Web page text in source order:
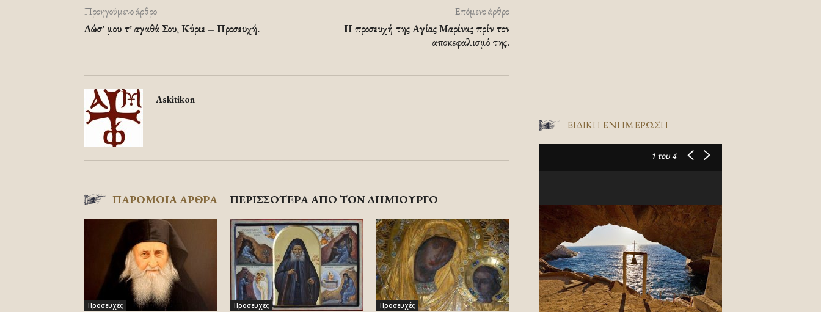
Προηγούμενο άρθρο
Δώσ’ μου τ’ αγαθά Σου, Κύριε – Προσευχή.
Επόμενο άρθρο
Η προσευχή της Αγίας Μαρίνας πρίν τον
αποκεφαλισμό της.
Askitikon
ΠΑΡΟΜΟΙΑ ΑΡΘΡΑ ΠΕΡΙΣΣΟΤΕΡΑ ΑΠΟ ΤΟΝ ΔΗΜΙΟΥΡΓΟ
Προσευχές Προσευχές Προσευχές
ΕΙΔΙΚΉ ΕΝΗΜΈΡΩΣΗ
1 του 4